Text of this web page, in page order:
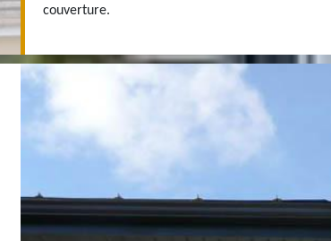
couverture.